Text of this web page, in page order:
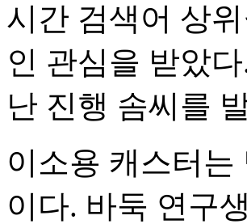
시간 검색어 상
인 관심을 받았
난 진행 솜씨를
이소용 캐스터
이다. 바둑 연구